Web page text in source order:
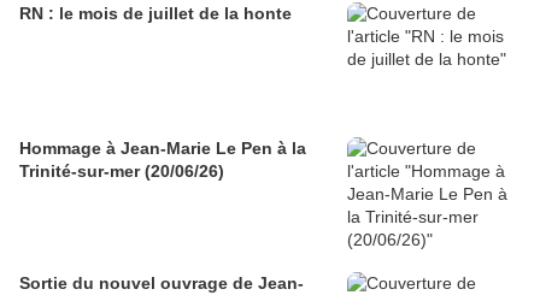
RN : le mois de juillet de la honte
Hommage à Jean-Marie Le Pen à la
Trinité-sur-mer (20/06/26)
Sortie du nouvel ouvrage de Jean-